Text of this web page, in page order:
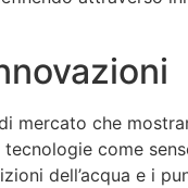
che
come
dell’acqua e i